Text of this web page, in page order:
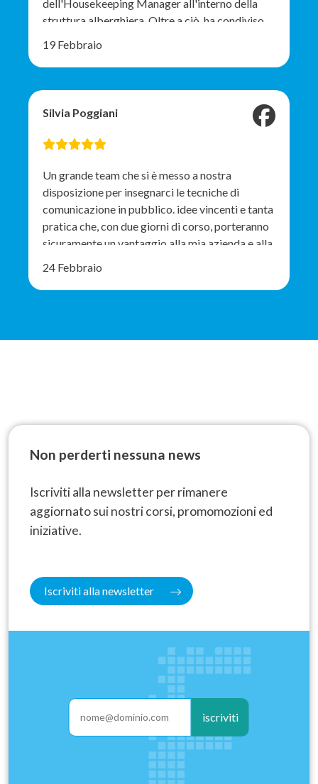
dell'Housekeeping Manager all'interno della
struttura alberghiera. Oltre a ciò, ha condiviso
obbiettivi futuri. Per ultimo, tengo a
sottolineare la chiarezza del linguaggio da lei
straniere di apprendere ogni cosa detta. Grazie
19 Febbraio
Silvia Poggiani
Un grande team che si è messo a nostra
disposizione per insegnarci le tecniche di
comunicazione in pubblico. idee vincenti e tanta
pratica che, con due giorni di corso, porteranno
sicuramente un vantaggio alla mia azienda e alla
24 Febbraio
Non perderti nessuna news
Iscriviti alla newsletter per rimanere
aggiornato sui nostri corsi, promomozioni ed
iniziative.
Iscriviti alla newsletter
iscriviti